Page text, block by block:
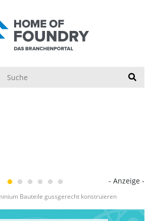
- Anzeige -
Bauteile gussgerecht konstruieren